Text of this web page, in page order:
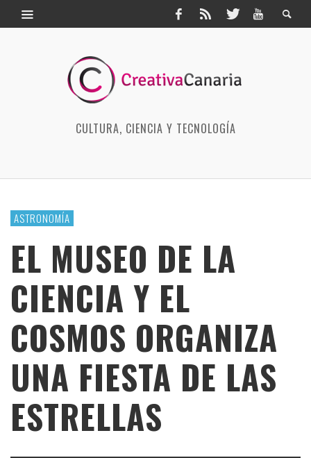
CULTURA, CIENCIA Y TECNOLOGÍA
ASTRONOMÍA
EL MUSEO DE LA
CIENCIA Y EL
COSMOS ORGANIZA
UNA FIESTA DE LAS
ESTRELLAS